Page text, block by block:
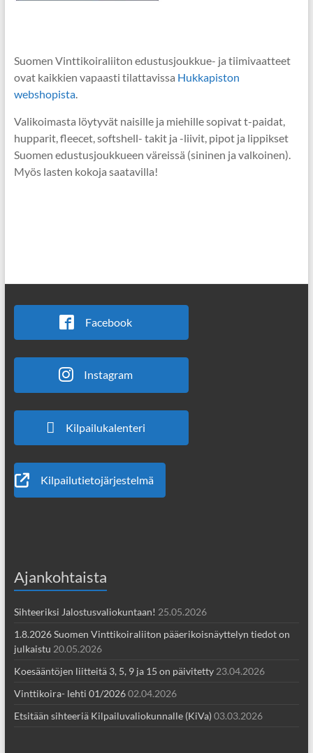
Suomen Vinttikoiraliiton edustusjoukkue- ja tiimivaatteet
ovat kaikkien vapaasti tilattavissa Hukkapiston
webshopista.
Valikoimasta löytyvät naisille ja miehille sopivat t-paidat,
hupparit, fleecet, softshell- takit ja -liivit, pipot ja lippikset
Suomen edustusjoukkueen väreissä (sininen ja valkoinen).
Myös lasten kokoja saatavilla!
Facebook
Instagram
Kilpailukalenteri
Kilpailutietojärjestelmä
Ajankohtaista
Sihteeriksi Jalostusvaliokuntaan! 25.05.2026
1.8.2026 Suomen Vinttikoiraliiton pääerikoisnäyttelyn tiedot on
julkaistu 20.05.2026
Koesääntöjen liitteitä 3, 5, 9 ja 15 on päivitetty 23.04.2026
Vinttikoira- lehti 01/202602.04.2026
Etsitään sihteeriä Kilpailuvaliokunnalle (KiVa)03.03.2026